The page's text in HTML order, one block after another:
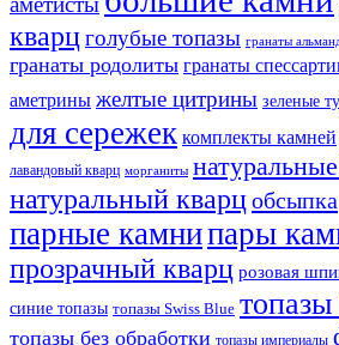
кварцголубые топазы гранаты
гранаты родолиты гранаты
аметрины желтые цитрины зеленые
для сережек комплекты камней
лавандовый кварц морганиты
натуральный кварцобсыпка
парные камнипары
прозрачный кварц розовая
синие топазы топазы Swiss Blue
топазы без обработки топазы империалы